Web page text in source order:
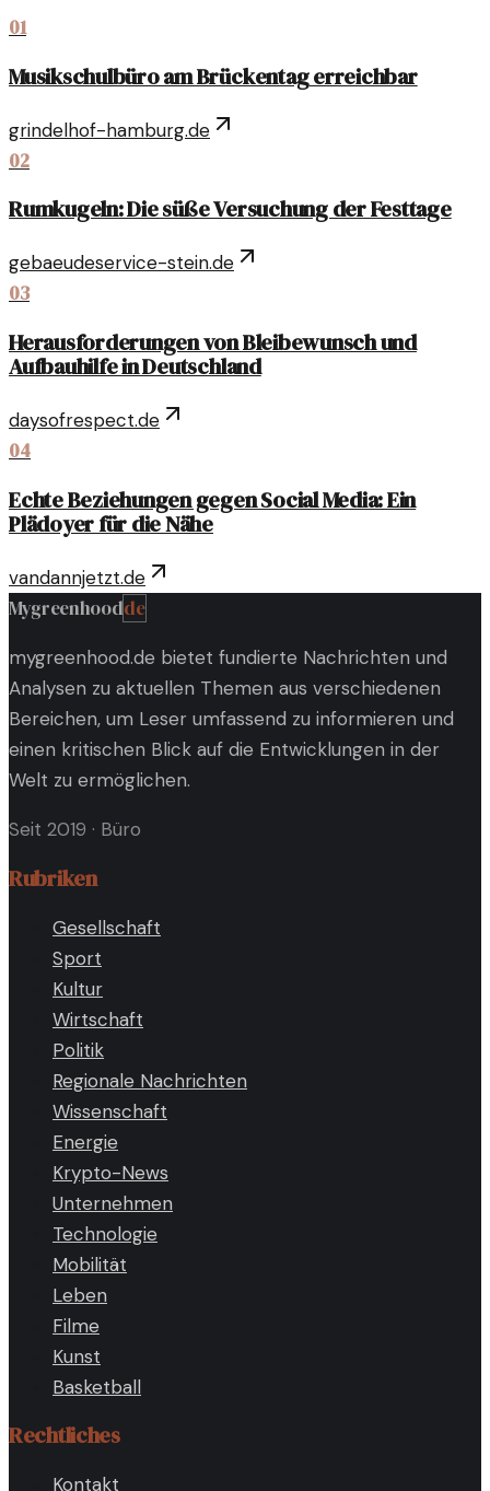
01
Musikschulbüro am Brückentag erreichbar
grindelhof-hamburg.de
02
Rumkugeln: Die süße Versuchung der Festtage
gebaeudeservice-stein.de
03
Herausforderungen von Bleibewunsch und
Aufbauhilfe in Deutschland
daysofrespect.de
04
Echte Beziehungen gegen Social Media: Ein
Plädoyer für die Nähe
vandannjetzt.de
Mygreenhoodde
mygreenhood.de bietet fundierte Nachrichten und
Analysen zu aktuellen Themen aus verschiedenen
Bereichen, um Leser umfassend zu informieren und
einen kritischen Blick auf die Entwicklungen in der
Welt zu ermöglichen.
Seit 2019 · Büro
Rubriken
Gesellschaft
Sport
Kultur
Wirtschaft
Politik
Regionale Nachrichten
Wissenschaft
Energie
Krypto-News
Unternehmen
Technologie
Mobilität
Leben
Filme
Kunst
Basketball
Rechtliches
Kontakt